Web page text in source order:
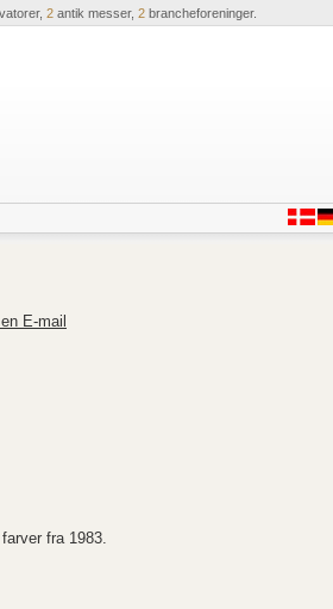
2 antik messer, 2 brancheforeninger.
E-mail
fra 1983.